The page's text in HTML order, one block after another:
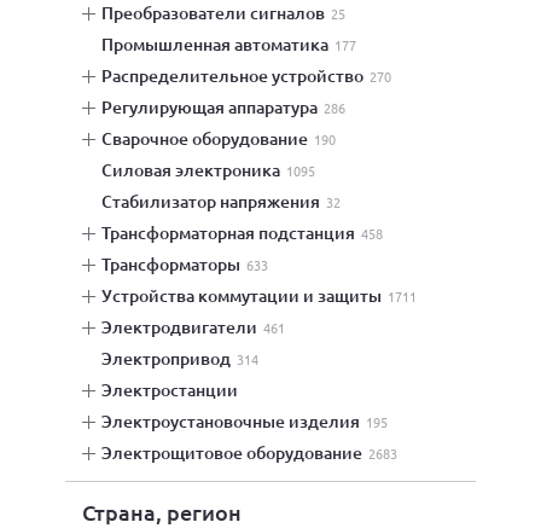
преобразователи сигналов 25
промышленная автоматика 177
распределительное устройство 270
регулирующая аппаратура 286
сварочное оборудование 190
силовая электроника 1095
стабилизатор напряжения 32
трансформаторная подстанция 458
трансформаторы 633
устройства коммутации и защиты 1711
электродвигатели 461
электропривод 314
электростанции
электроустановочные изделия 195
электрощитовое оборудование 2683
Страна, регион